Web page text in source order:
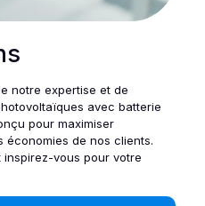
notre expertise et de
avec batterie
pour maximiser
économies de nos clients.
vous pour votre